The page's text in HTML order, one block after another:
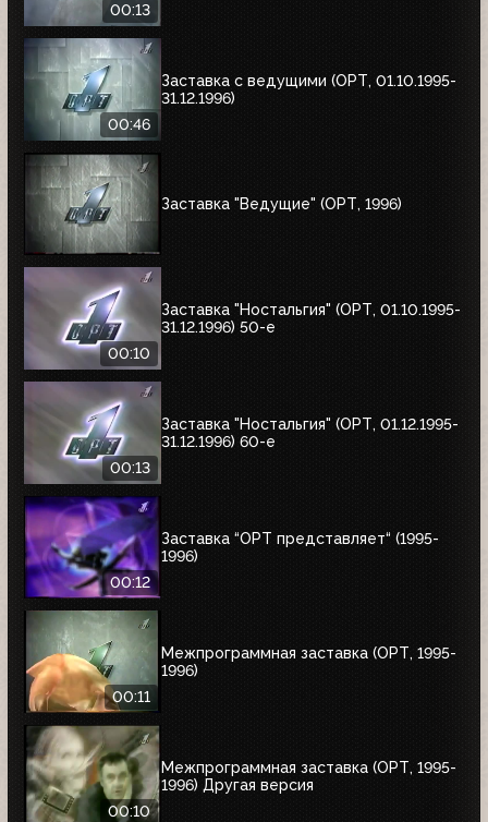
00:13
00:46
Заставка с ведущими (ОРТ, 01.10.1995-
31.12.1996)
Заставка "Ведущие" (ОРТ, 1996)
00:10
Заставка "Ностальгия" (ОРТ, 01.10.1995-
31.12.1996) 50-е
00:13
Заставка "Ностальгия" (ОРТ, 01.12.1995-
31.12.1996) 60-е
00:12
Заставка “ОРТ представляет“ (1995-
1996)
00:11
Межпрограммная заставка (ОРТ, 1995-
1996)
00:10
Межпрограммная заставка (ОРТ, 1995-
1996) Другая версия